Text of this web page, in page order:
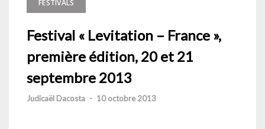
FESTIVALS
Festival « Levitation – France »,
première édition, 20 et 21
septembre 2013
Judicaël Dacosta - 10 octobre 2013